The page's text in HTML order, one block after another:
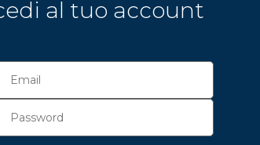
al tuo account